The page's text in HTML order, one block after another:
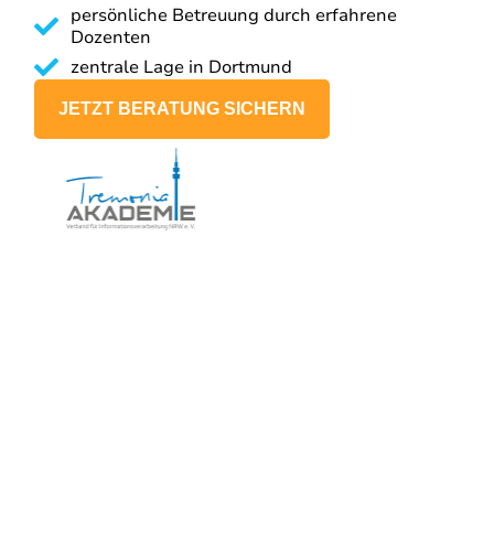
persönliche Betreuung durch erfahrene
Dozenten
zentrale Lage in Dortmund
JETZT BERATUNG SICHERN